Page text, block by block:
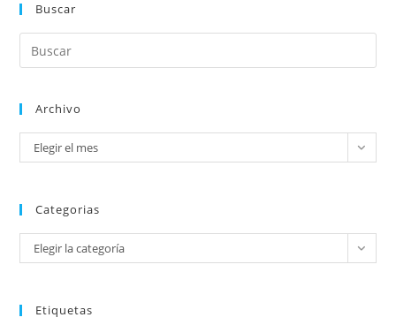
Buscar
Archivo
Elegir el mes
Categorias
Elegir la categoría
Etiquetas